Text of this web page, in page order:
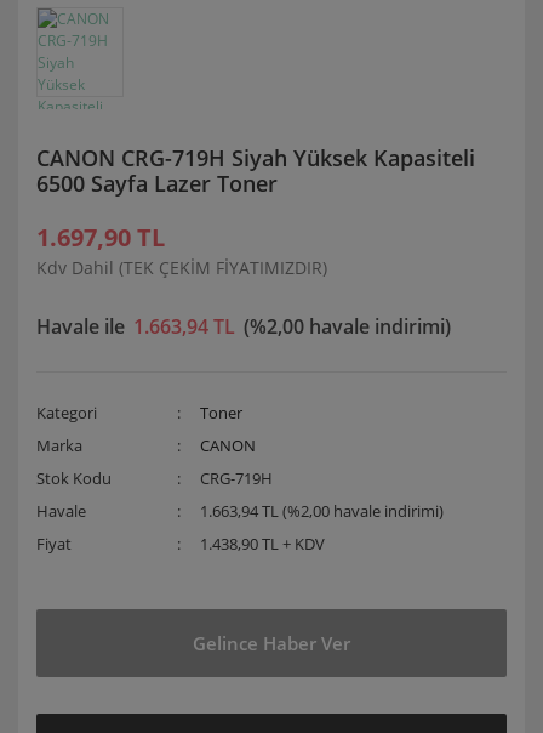
CANON CRG-719H Siyah Yüksek Kapasiteli
6500 Sayfa Lazer Toner
1.697,90 TL
Kdv Dahil (TEK ÇEKİM FİYATIMIZDIR)
Havale ile 1.663,94 TL (%2,00 havale indirimi)
Kategori
Toner
Marka
CANON
Stok Kodu
CRG-719H
Havale
1.663,94 TL (%2,00 havale indirimi)
Fiyat
1.438,90 TL + KDV
Gelince Haber Ver